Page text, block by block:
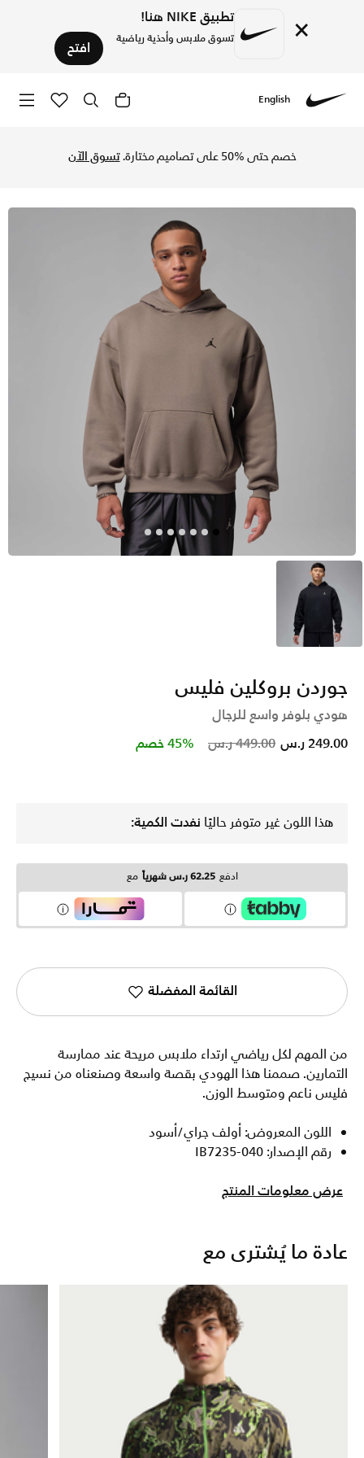
× تطبيق NIKE هنا!
تسوق ملابس وأحذية رياضية افتح
English
خصم حتى %50 على تصاميم مختارة. تسوق الآن
أسود
جوردن بروكلين فليس
هودي بلوفر واسع للرجال
Price reduced from
449.00 ر.س to 249.00 ر.س 45% خصم
هذا اللون غير متوفر حاليًا نفدت الكمية:
ادفع 62.25 ر.س شهرياً مع
القائمة المفضلة
من المهم لكل رياضي ارتداء ملابس مريحة عند ممارسة
التمارين. صممنا هذا الهودي بقصة واسعة وصنعناه من نسيج
فليس ناعم ومتوسط الوزن.
اللون المعروض: أولف جراي/أسود
رقم الإصدار: IB7235-040
عرض معلومات المنتج
عادة ما يُشترى مع